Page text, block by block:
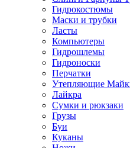
Гидрокостюмы
Маски и трубки
Ласты
Компьютеры
Гидрошлемы
Гидроноски
Перчатки
Утепляющие
Лайкра
Сумки и рюкзаки
Грузы
Буи
Куканы